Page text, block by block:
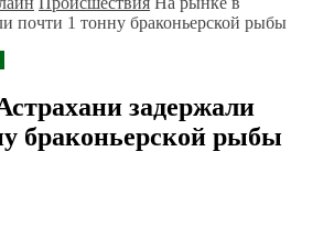
почти 1 тонну браконьерской рыбы
задержали
браконьерской рыбы